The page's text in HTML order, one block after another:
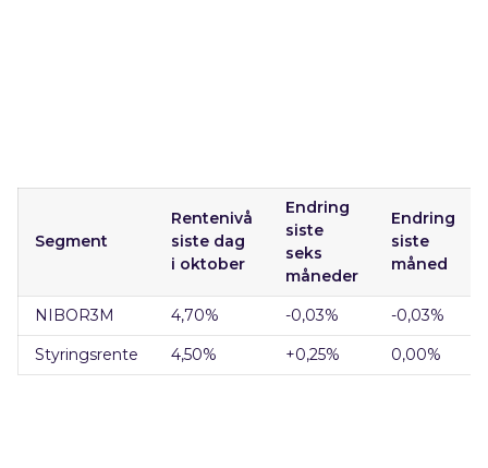
Segment
Rentenivå
siste dag
i oktober
Endring
siste
seks
måneder
Endring
siste
måned
NIBOR3M 4,70% -0,03%
-0,03%
Styringsrente
4,50% +0,25% 0,00%